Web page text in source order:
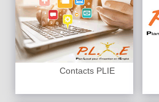
Contacts PLIE